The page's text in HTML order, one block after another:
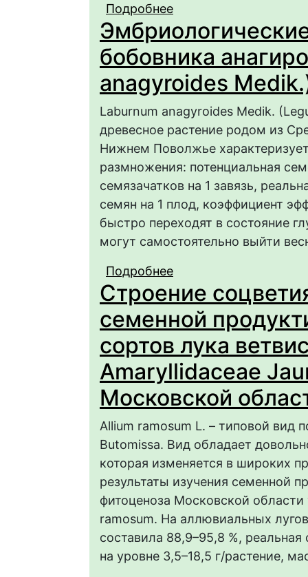
Подробнее
Республики
бобовника
anagyroides
Laburnum anagyroides Medik.
древесное растение родом из
Нижнем Поволжье
размножения: потенциальная
семязачатков на 1 завязь,
семян на 1 плод, коэффициент
быстро переходят в состояние
могут самостоятельно выйти
Подробнее
(Laburnum
Строение
семенной
сортов лука
Amaryllidaceae
Московской
Allium ramosum L. – типовой вид
Butomissa. Вид обладает
которая изменяется в широких
результаты изучения семенной
фитоценоза Московской
ramosum. На аллювиальных
составила 88,9–95,8 %,
на уровне 3,5–18,5 г/растение,